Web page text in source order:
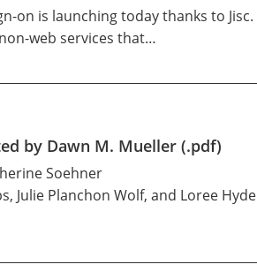
on is launching today thanks to Jisc.
web services that…
by Dawn M. Mueller (.pdf)
Soehner
Julie Planchon Wolf, and Loree Hyde